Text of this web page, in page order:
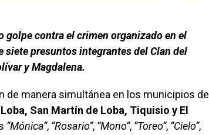
golpe contra el crimen organizado en el
siete presuntos integrantes del Clan del
y Magdalena.
de manera simultánea en los municipios de
San Martín de Loba, Tiquisio y El
“Mónica”, “Rosario”, “Mono”, “Toreo”, “Cielo”,